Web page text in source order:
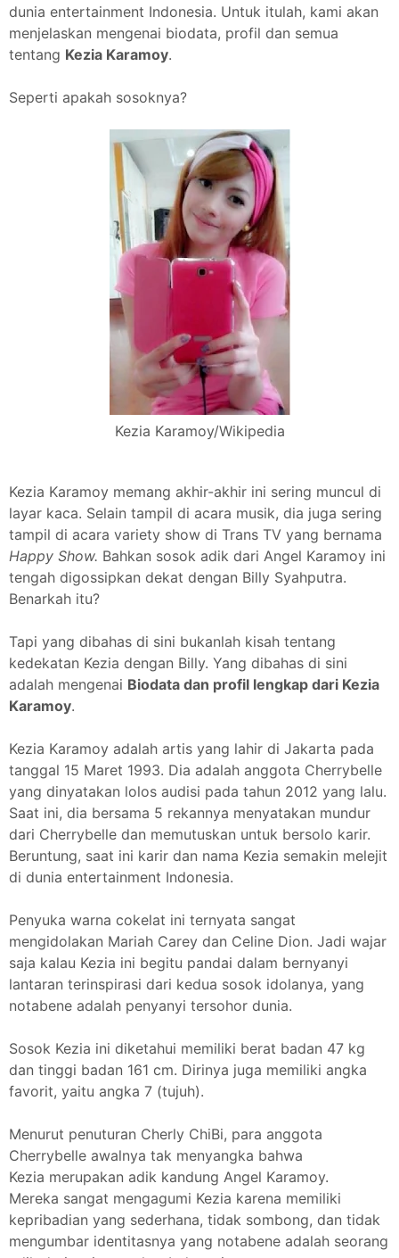
dunia entertainment Indonesia. Untuk itulah, kami akan
menjelaskan mengenai biodata, profil dan semua
tentang Kezia Karamoy.
Seperti apakah sosoknya?
Kezia Karamoy/Wikipedia
Kezia Karamoy memang akhir-akhir ini sering muncul di
layar kaca. Selain tampil di acara musik, dia juga sering
tampil di acara variety show di Trans TV yang bernama
Happy Show. Bahkan sosok adik dari Angel Karamoy ini
tengah digossipkan dekat dengan Billy Syahputra.
Benarkah itu?
Tapi yang dibahas di sini bukanlah kisah tentang
kedekatan Kezia dengan Billy. Yang dibahas di sini
adalah mengenai Biodata dan profil lengkap dari Kezia
Karamoy.
Kezia Karamoy adalah artis yang lahir di Jakarta pada
tanggal 15 Maret 1993. Dia adalah anggota Cherrybelle
yang dinyatakan lolos audisi pada tahun 2012 yang lalu.
Saat ini, dia bersama 5 rekannya menyatakan mundur
dari Cherrybelle dan memutuskan untuk bersolo karir.
Beruntung, saat ini karir dan nama Kezia semakin melejit
di dunia entertainment Indonesia.
Penyuka warna cokelat ini ternyata sangat
mengidolakan Mariah Carey dan Celine Dion. Jadi wajar
saja kalau Kezia ini begitu pandai dalam bernyanyi
lantaran terinspirasi dari kedua sosok idolanya, yang
notabene adalah penyanyi tersohor dunia.
Sosok Kezia ini diketahui memiliki berat badan 47 kg
dan tinggi badan 161 cm. Dirinya juga memiliki angka
favorit, yaitu angka 7 (tujuh).
Menurut penuturan Cherly ChiBi, para anggota
Cherrybelle awalnya tak menyangka bahwa
Kezia merupakan adik kandung Angel Karamoy.
Mereka sangat mengagumi Kezia karena memiliki
kepribadian yang sederhana, tidak sombong, dan tidak
mengumbar identitasnya yang notabene adalah seorang